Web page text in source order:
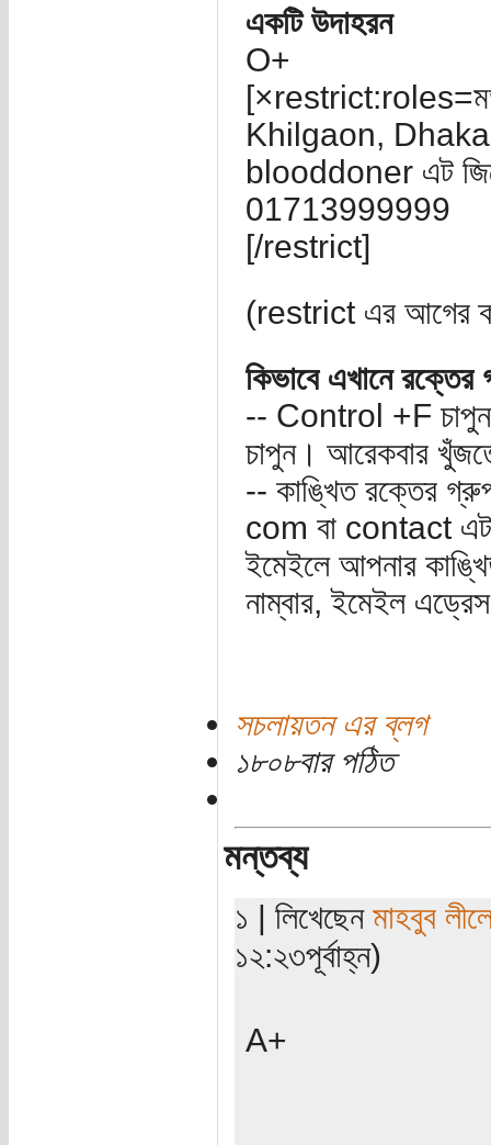
একটি উদাহরন
O+
Khilgaon, Dhaka
blooddoner এট
01713999999
[/restrict]
(restrict এর আগের
কিভাবে এখানে
-- Control +F
চাপুন। আরেকবার
-- কাঙ্খিত রক্তের
com বা contact
ইমেইলে আপনার
নাম্বার, ইমেইল
সচলায়তন এর ব্লগ
১৮০৮বার পঠিত
মন্তব্য
১ | লিখেছেন মাহবুব
১২:২৩পূর্বাহ্ন)
A+